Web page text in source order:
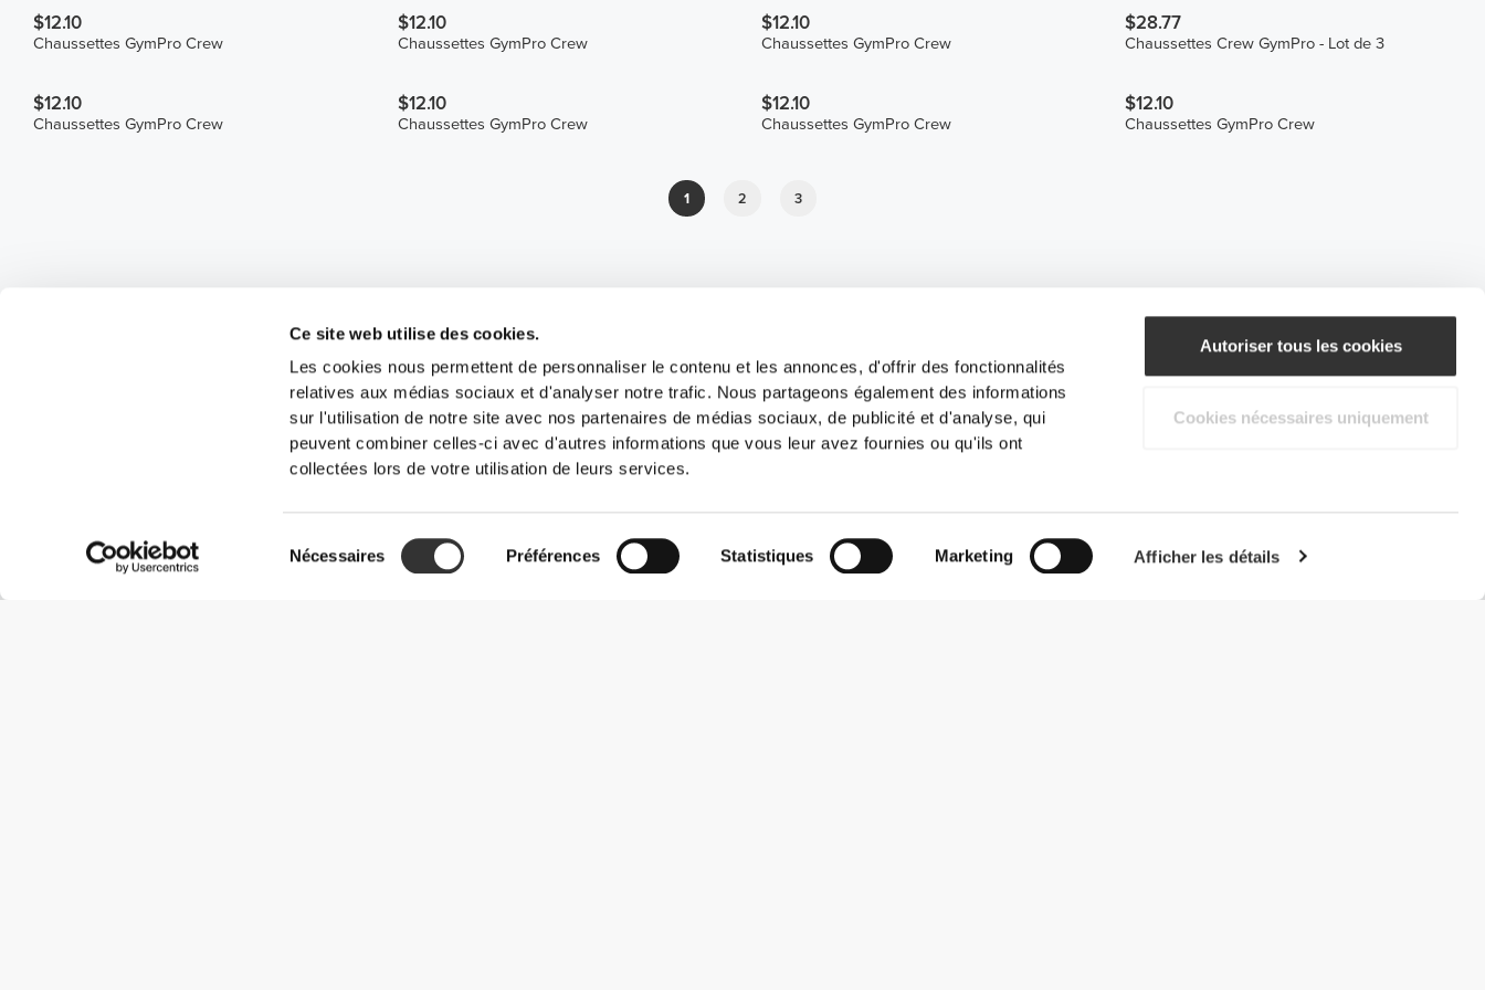
Ce site web utilise des cookies.
Les cookies nous permettent de personnaliser le contenu et les annonces, d'offrir des fonctionnalités
relatives aux médias sociaux et d'analyser notre trafic. Nous partageons également des informations
sur l'utilisation de notre site avec nos partenaires de médias sociaux, de publicité et d'analyse, qui
peuvent combiner celles-ci avec d'autres informations que vous leur avez fournies ou qu'ils ont
collectées lors de votre utilisation de leurs services.
du
Nécessaires Préférences Statistiques Marketing Afficher les détails
Autoriser tous les cookies
Cookies nécessaires uniquement
$12.10
Chaussettes GymPro Crew
$12.10
Chaussettes GymPro Crew
$12.10
Chaussettes GymPro Crew
$28.77
Chaussettes Crew GymPro - Lot de 3
$12.10
Chaussettes GymPro Crew
$12.10
Chaussettes GymPro Crew
$12.10
Chaussettes GymPro Crew
$12.10
Chaussettes GymPro Crew
1 2 3